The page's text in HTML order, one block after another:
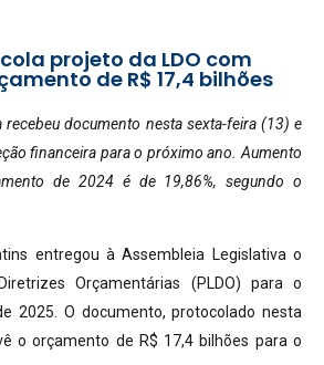
projeto da LDO com
de R$ 17,4 bilhões
recebeu documento nesta sexta-feira (13) e
financeira para o próximo ano. Aumento
de 2024 é de 19,86%, segundo o
entregou à Assembleia Legislativa o
Orçamentárias (PLDO) para o
2025. O documento, protocolado nesta
o orçamento de R$ 17,4 bilhões para o